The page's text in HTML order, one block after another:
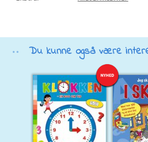
Du kunne også være